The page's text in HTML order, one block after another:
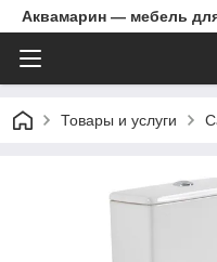
Аквамарин — мебель
Товары и услуги